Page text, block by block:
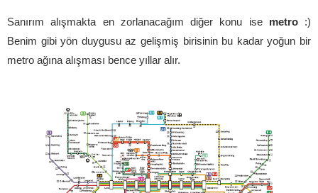
Sanırım alışmakta en zorlanacağım diğer konu ise metro :)
Benim gibi yön duygusu az gelişmiş birisinin bu kadar yoğun bir
metro ağına alışması bence yıllar alır.